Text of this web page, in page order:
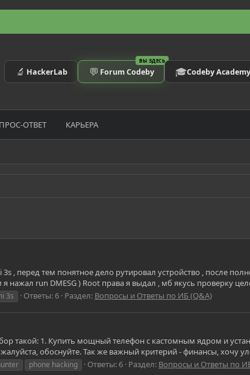
🔬 HackerLab
ВЫ ЗДЕСЬ
💬 Forum Codeby 🎓Codeby Academy
ОТВЕТ КАРЬЕРА
, перед тем понятное дело рутировал устройство , после
нажал run DMESG ) Root права я выдал , мб якусь проверку
3s Ответы: 6 Раздел: Вопросы и Ответы по ИБ (Q&A)
такой: 1. Купить мощный телефон с кастомным ядром и
обоснуйте. Так же важный критерий - финансы, хочу
phone hacking Ответы: 6 Раздел: Вопросы и Ответы по